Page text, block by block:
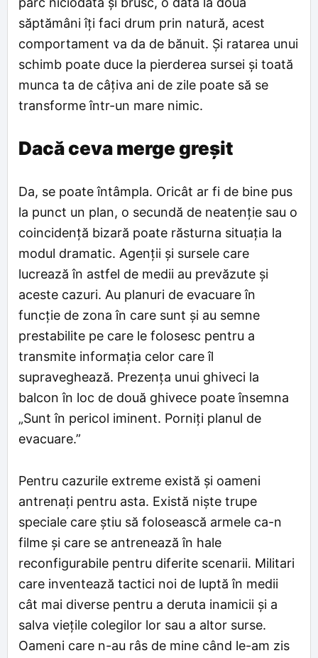
săptămâni îți faci drum prin natură, acest
comportament va da de bănuit. Și ratarea unui
schimb poate duce la pierderea sursei și toată
munca ta de câțiva ani de zile poate să se
transforme într-un mare nimic.
Dacă ceva merge greșit
Da, se poate întâmpla. Oricât ar fi de bine pus
la punct un plan, o secundă de neatenție sau o
coincidență bizară poate răsturna situația la
modul dramatic. Agenții și sursele care
lucrează în astfel de medii au prevăzute și
aceste cazuri. Au planuri de evacuare în
funcție de zona în care sunt și au semne
prestabilite pe care le folosesc pentru a
transmite informația celor care îl
supraveghează. Prezența unui ghiveci la
balcon în loc de două ghivece poate însemna
„Sunt în pericol iminent. Porniți planul de
evacuare.”
Pentru cazurile extreme există și oameni
antrenați pentru asta. Există niște trupe
speciale care știu să folosească armele ca-n
filme și care se antrenează în hale
reconfigurabile pentru diferite scenarii. Militari
care inventează tactici noi de luptă în medii
cât mai diverse pentru a deruta inamicii și a
salva viețile colegilor lor sau a altor surse.
Oameni care n-au râs de mine când le-am zis